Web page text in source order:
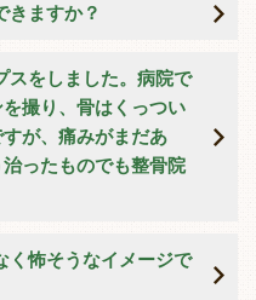
きますか？
スをしました。病院で
撮り、骨はくっつい
が、痛みがまだあ
ったものでも整骨院
怖そうなイメージで